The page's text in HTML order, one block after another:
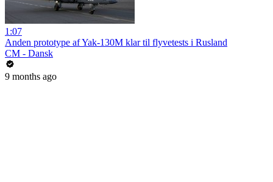
1:07
Anden prototype af Yak-130M klar til flyvetests i Rusland
CM - Dansk
9 months ago